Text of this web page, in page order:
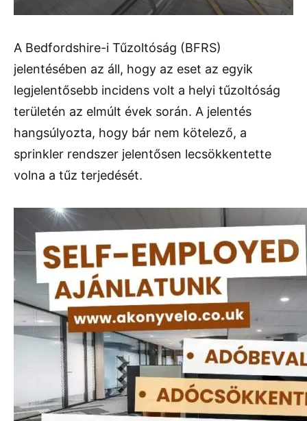
A Bedfordshire-i Tűzoltóság (BFRS)
jelentésében az áll, hogy az eset az egyik
legjelentősebb incidens volt a helyi tűzoltóság
területén az elmúlt évek során. A jelentés
hangsúlyozta, hogy bár nem kötelező, a
sprinkler rendszer jelentősen lecsökkentette
volna a tűz terjedését.